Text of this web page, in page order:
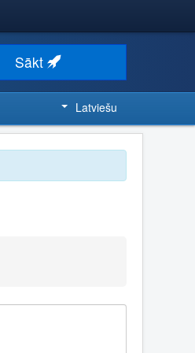
Sākt
Latviešu